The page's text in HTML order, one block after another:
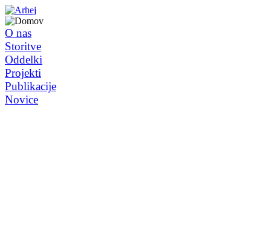
O nas
Storitve
Oddelki
Projekti
Publikacije
Novice